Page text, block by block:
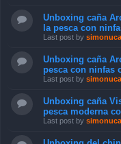
Unboxing caña
la pesca con
Last post by simonuca
Unboxing caña
pesca con ninfas
Last post by simonuca
Unboxing caña
pesca moderna
Last post by simonuca